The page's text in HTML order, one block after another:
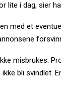
lite i dag, sier
med et
misbrukes.
bli svindlet.